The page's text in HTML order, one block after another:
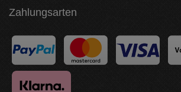
Zahlungsarten